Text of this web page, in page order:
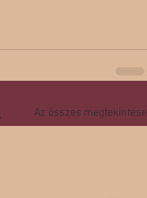
Az összes megtekintése